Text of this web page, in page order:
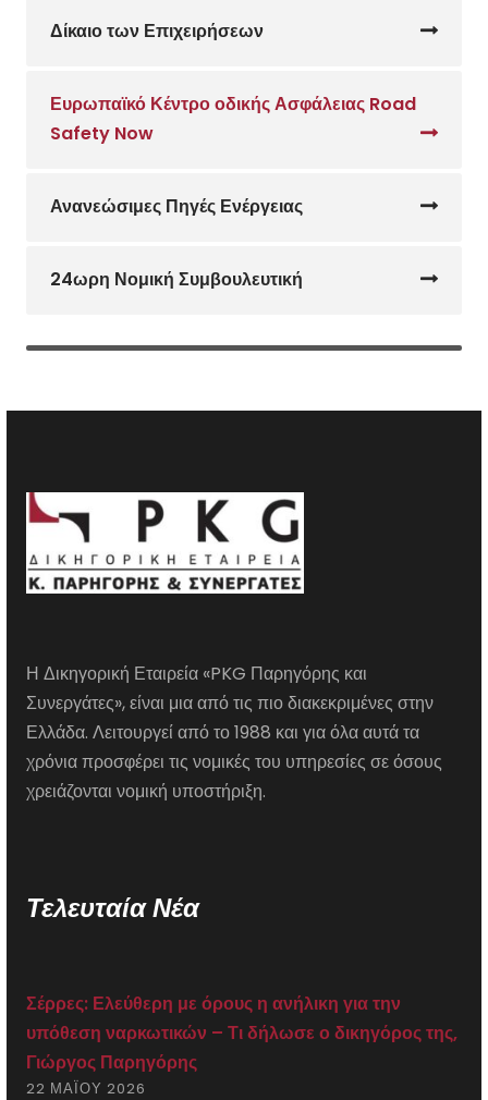
Δίκαιο των Επιχειρήσεων
Ευρωπαϊκό Κέντρο οδικής Ασφάλειας Road
Safety Now
Ανανεώσιμες Πηγές Ενέργειας
24ωρη Νομική Συμβουλευτική
Η Δικηγορική Εταιρεία «PKG Παρηγόρης και
Συνεργάτες», είναι μια από τις πιο διακεκριμένες στην
Ελλάδα. Λειτουργεί από το 1988 και για όλα αυτά τα
χρόνια προσφέρει τις νομικές του υπηρεσίες σε όσους
χρειάζονται νομική υποστήριξη.
Τελευταία Νέα
Σέρρες: Ελεύθερη με όρους η ανήλικη για την
υπόθεση ναρκωτικών – Τι δήλωσε ο δικηγόρος της,
Γιώργος Παρηγόρης
22 ΜΑΪ́ΟΥ 2026